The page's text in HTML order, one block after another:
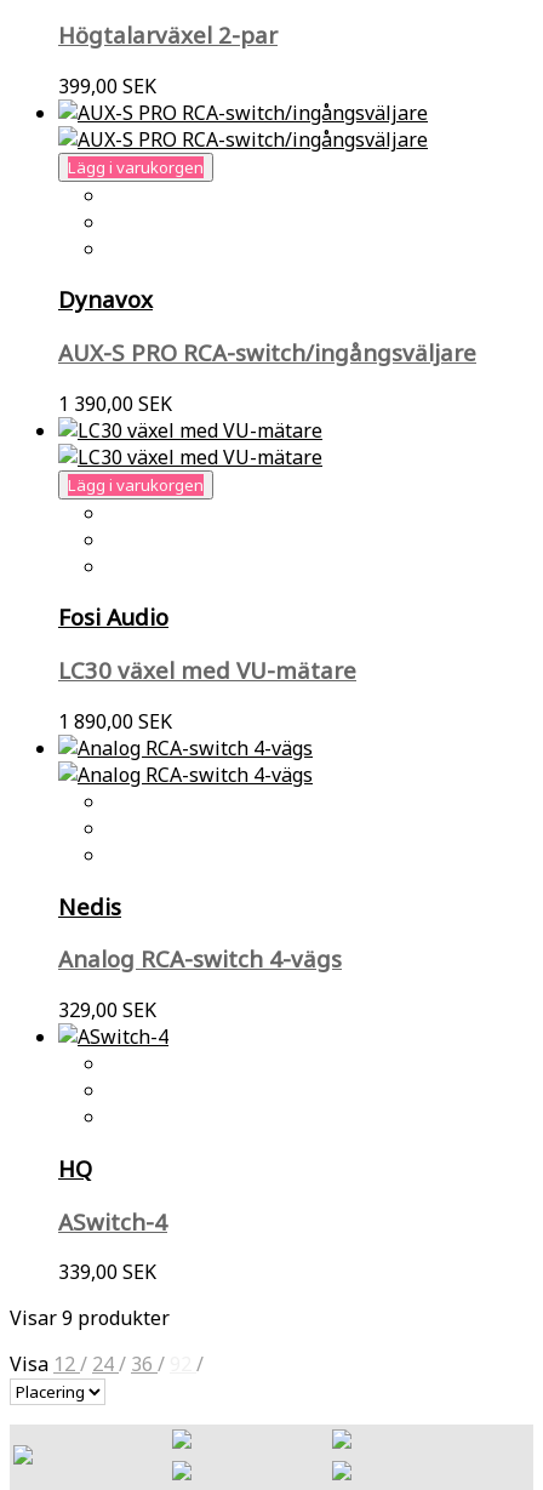
Högtalarväxel 2-par
399,00 SEK
Lägg i varukorgen
Dynavox
AUX-S PRO RCA-switch/ingångsväljare
1 390,00 SEK
Lägg i varukorgen
Fosi Audio
LC30 växel med VU-mätare
1 890,00 SEK
Nedis
Analog RCA-switch 4-vägs
329,00 SEK
HQ
ASwitch-4
339,00 SEK
Visar 9 produkter
Visa 12/ 24/ 36 / /